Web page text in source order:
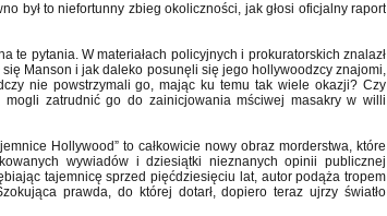
był to niefortunny zbieg okoliczności, jak głosi oficjalny raport
te pytania. W materiałach policyjnych i prokuratorskich znalazł
się Manson i jak daleko posunęli się jego hollywoodzcy znajomi,
nie powstrzymali go, mając ku temu tak wiele okazji? Czy
mogli zatrudnić go do zainicjowania mściwej masakry w willi
Hollywood” to całkowicie nowy obraz morderstwa, które
wywiadów i dziesiątki nieznanych opinii publicznej
tajemnicę sprzed pięćdziesięciu lat, autor podąża tropem
prawda, do której dotarł, dopiero teraz ujrzy światło